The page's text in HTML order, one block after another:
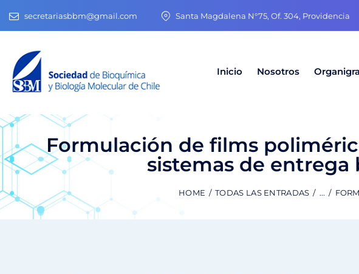
secretariasbbm@gmail.com Santa Magdalena N°75, Of. 304, Providencia
Inicio Nosotros
Formulación de films
sistemas de entrega
HOME TODAS LAS ENTRADAS ...